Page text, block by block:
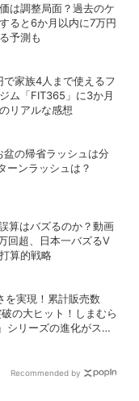
は調整局面？過去のケ
ると6か月以内に7万円
予測も
で家族4人まで使えるフ
ム「FIT365」に3か月
リアルな感想
の帰省ラッシュは分
ーンラッシュは？
算はバズるのか？動画
回超、日本一バズるV
算的戦略
を実現！累計販売数
の大ヒット！しまむら
シリーズの進化がスゴ
Recommended by